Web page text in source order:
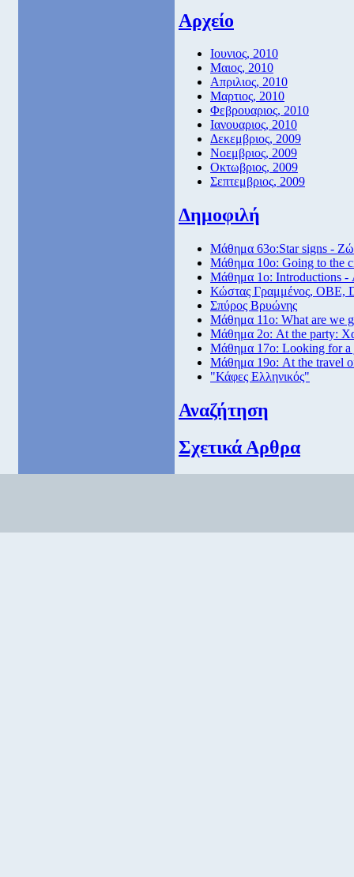
Αρχείο
Ιουνιος, 2010
Μαιος, 2010
Απριλιος, 2010
Μαρτιος, 2010
Φεβρουαριος, 2010
Ιανουαριος, 2010
Δεκεμβριος, 2009
Νοεμβριος, 2009
Οκτωβριος, 2009
Σεπτεμβριος, 2009
Δημοφιλή
Μάθημα 63ο:Star signs -
Μάθημα 10ο: Going to the
Μάθημα 1ο: Introductions -
Κώστας Γραμμένος, ΟΒΕ,
Σπύρος Βρυώνης
Μάθημα 11ο: What are we
Μάθημα 2ο: At the party:
Μάθημα 17ο: Looking for a
Μάθημα 19ο: At the travel
"Κάφες Ελληνικός"
Αναζήτηση
Σχετικά Αρθρα